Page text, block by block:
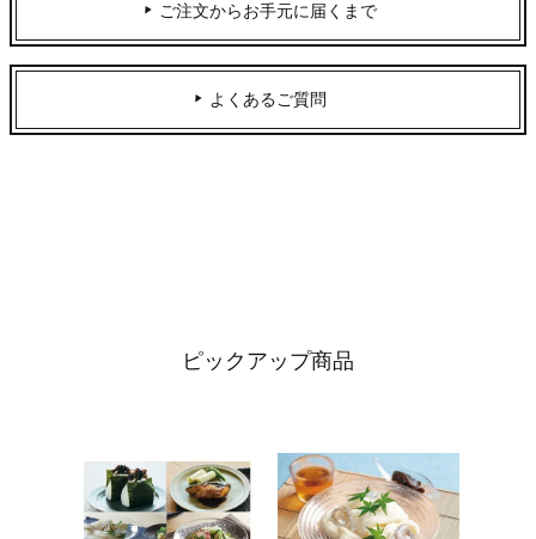
ご注文からお手元に届くまで
よくあるご質問
ピックアップ商品